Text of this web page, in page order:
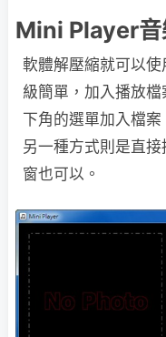
Mini Player音
軟體解壓縮就可以
級簡單，加入播放
下角的選單加入檔案
另一種方式則是直
窗也可以。